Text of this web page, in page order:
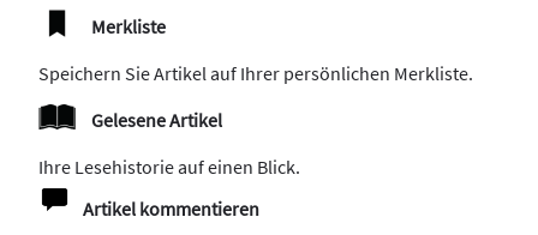
Merkliste
Speichern Sie Artikel auf Ihrer persönlichen Merkliste.
Gelesene Artikel
Ihre Lesehistorie auf einen Blick.
Artikel kommentieren